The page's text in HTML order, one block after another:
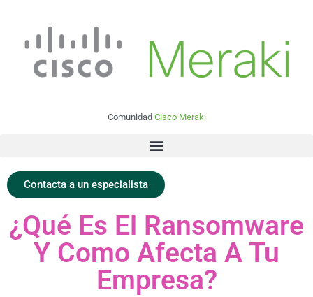
Comunidad Cisco Meraki
Contacta a un especialista
¿Qué Es El Ransomware
Y Como Afecta A Tu
Empresa?